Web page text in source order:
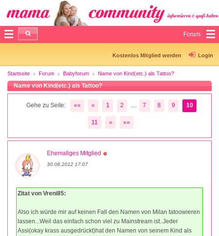
Forum
Kostenlos Mitglied werden Login
Startseite Forum Babyforum Name von Kind(etc.) als Tattoo?
Name von Kind(etc.) als Tattoo?
Gehe zu Seite: «« « 1 2 7 8 9 10
11 » »»
Ehemaliges Mitglied
30.08.2012 17:07
Zitat von Vreni85:
Also ich würde mir auf keinen Fall den Namen von Milan tatoowieren
lassen...Weil das einfach schon viel zu Mainstream ist..Jeder
Assi(okay krass ausgedrückt)hat den Namen von seinem Kind als